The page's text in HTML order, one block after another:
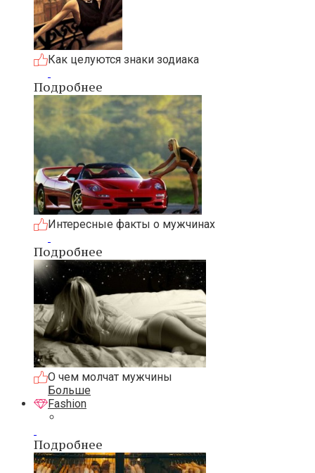
Как целуются знаки зодиака
Подробнее
Интересные факты о мужчинах
Подробнее
О чем молчат мужчины
Больше
Fashion
Подробнее